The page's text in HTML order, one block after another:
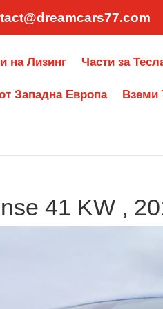
на Лизинг Части за
Западна Европа Вземи
41 KW ,